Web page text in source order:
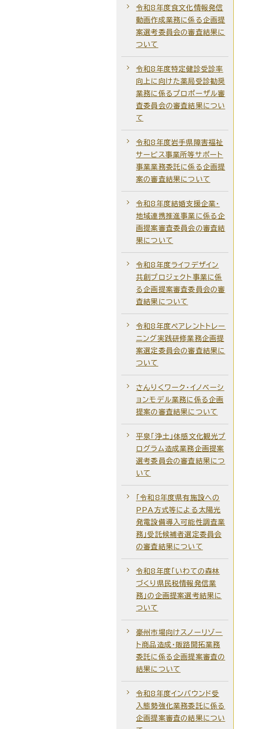
令和8年度食文化情報発信
動画作成業務に係る企画提
案選考委員会の審査結果に
ついて
令和8年度特定健診受診率
向上に向けた薬局受診勧奨
業務に係るプロポーザル審
査委員会の審査結果につい
て
令和8年度岩手県障害福祉
サービス事業所等サポート
事業業務委託に係る企画提
案の審査結果について
令和8年度結婚支援企業・
地域連携推進事業に係る企
画提案審査委員会の審査結
果について
令和8年度ライフデザイン
共創プロジェクト事業に係
る企画提案審査委員会の審
査結果について
令和8年度ペアレントトレー
ニング実践研修業務企画提
案選定委員会の審査結果に
ついて
さんりくワーク・イノベーシ
ョンモデル業務に係る企画
提案の審査結果について
平泉「浄土」体感文化観光プ
ログラム造成業務企画提案
選考委員会の審査結果につ
いて
「令和8年度県有施設への
PPA方式等による太陽光
発電設備導入可能性調査業
務」受託候補者選定委員会
の審査結果について
令和8年度「いわての森林
づくり県民税情報発信業
務」の企画提案選考結果に
ついて
豪州市場向けスノーリゾー
ト商品造成・販路開拓業務
委託に係る企画提案審査の
結果について
令和8年度インバウンド受
入態勢強化業務委託に係る
企画提案審査の結果につい